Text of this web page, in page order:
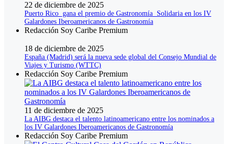
22 de diciembre de 2025
Puerto Rico gana el premio de Gastronomía Solidaria en los IV
Galardones Iberoamericanos de Gastronomía
Redacción Soy Caribe Premium
18 de diciembre de 2025
España (Madrid) será la nueva sede global del Consejo Mundial de
Viajes y Turismo (WTTC)
Redacción Soy Caribe Premium
11 de diciembre de 2025
La AIBG destaca el talento latinoamericano entre los nominados a
los IV Galardones Iberoamericanos de Gastronomía
Redacción Soy Caribe Premium